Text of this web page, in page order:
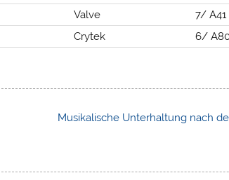
Valve
7/ A41
Crytek 6/
Musikalische Unterhaltung nach